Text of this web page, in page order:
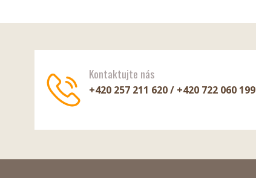
Kontaktujte nás
+420 257 211 620 / +420 722 060 199